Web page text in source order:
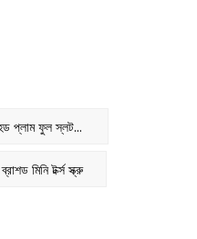
পূর্ববর্তী：GB2673 CD প্যাটার্ন কাউন্টারসাঙ্ক হেড প্লাম ফুল স্লট মেশিন স্ক্রু
মিনি টর্ক্স স্ক্রু